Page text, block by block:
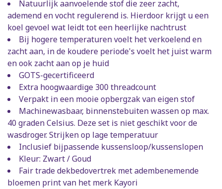
Natuurlijk aanvoelende stof die zeer zacht,
ademend en vocht regulerend is. Hierdoor krijgt u een
koel gevoel wat leidt tot een heerlijke nachtrust
Bij hogere temperaturen voelt het verkoelend en
zacht aan, in de koudere periode's voelt het juist warm
en ook zacht aan op je huid
GOTS-gecertificeerd
Extra hoogwaardige 300 threadcount
Verpakt in een mooie opbergzak van eigen stof
Machinewasbaar, binnenstebuiten wassen op max.
40 graden Celsius. Deze set is niet geschikt voor de
wasdroger. Strijken op lage temperatuur
Inclusief bijpassende kussensloop/kussenslopen
Kleur: Zwart / Goud
Fair trade dekbedovertrek met adembenemende
bloemen print van het merk Kayori